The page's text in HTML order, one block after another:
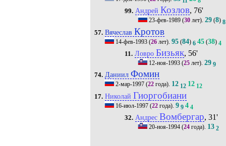
99. Андрей Козлов, 76'
23-фев-1989 (30 лет).29 (8) 8
57. Вячеслав Кротов
14-фев-1993(26лет). 95(84) 6 45(38) 4
11. Ловро Бизьяк, 56'
12-ноя-1993 (25 лет).29 9
74. Даниил Фомин
2-мар-1997(22года). 12 12 12 12
17. Николай Гиоргобиани
16-июл-1997(22года). 9 9 4 4
32. Андрес Вомбергар, 31'
20-ноя-1994 (24 года). 13 2